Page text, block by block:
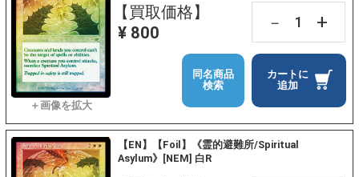
【買取価格】
¥ 800
－ +
カートに
追加
同名商品
検索
【EN】【Foil】《霊的避難所/Spiritual
Asylum》[NEM] 白R